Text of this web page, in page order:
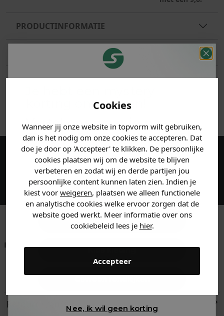
Cookies
Wanneer jij onze website in topvorm wilt gebruiken,
dan is het nodig om onze cookies te accepteren. Dat
doe je door op 'Accepteer' te klikken. De persoonlijke
cookies plaatsen wij om de website te blijven
verbeteren en zodat wij en derde partijen jou
persoonlijke content kunnen laten zien. Indien je
kiest voor weigeren, plaatsen we alleen functionele
en analytische cookies welke ervoor zorgen dat de
website goed werkt. Meer informatie over ons
cookiebeleid lees je hier.
Accepteer
PRODUCTINFORMATIE
MATERIAAL & WASVOORSCHRIFT
ANDERE BESTELDEN OOK
Maak een account aan en ontvang 5%
korting op je eerste bestelling!
Betaal achteraf met
Retourneren
korting ontvangen!
Vertel ons waar je naar op
zoek bent en claim direct
jouwkorting.
Heren kleding
Dames kleding
Kids kleding
Nee, ik wil geen korting